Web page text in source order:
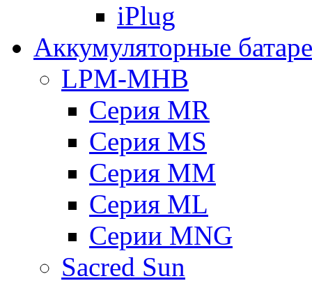
iPlug
Аккумуляторные
LPM-MHB
Серия MR
Серия MS
Серия MM
Серия ML
Серии MNG
Sacred Sun